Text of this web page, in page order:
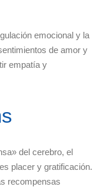
emocional y la
de amor y
empatía y
del cerebro, el
placer y gratificación.
recompensas